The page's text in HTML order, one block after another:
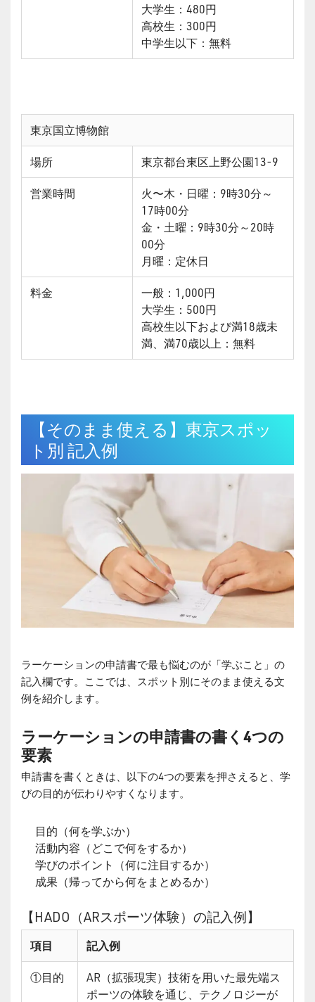
大学生：480円
高校生：300円
中学生以下：無料
東京国立博物館
場所 東京都台東区上野公園13-9
営業時間
火〜木・日曜：9時30分～
17時00分
金・土曜：9時30分～20時
00分
月曜：定休日
料金
一般：1,000円
大学生：500円
高校生以下および満18歳未
満、満70歳以上：無料
【そのまま使える】東京スポッ
ト別 記入例
ラーケーションの申請書で最も悩むのが「学ぶこと」の
記入欄です。ここでは、スポット別にそのまま使える文
例を紹介します。
ラーケーションの申請書の書く4つの
要素
申請書を書くときは、以下の4つの要素を押さえると、学
びの目的が伝わりやすくなります。
目的（何を学ぶか）
活動内容（どこで何をするか）
学びのポイント（何に注目するか）
成果（帰ってから何をまとめるか）
【HADO（ARスポーツ体験）の記入例】
項目 記入例
①目的
AR（拡張現実）技術を用いた最先端ス
ポーツの体験を通じ、テクノロジーが